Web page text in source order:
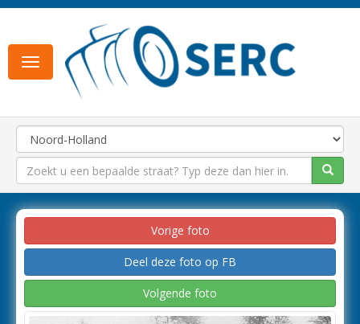
Toggle
navigation
Vorige foto
Deel deze foto op FB
Volgende foto